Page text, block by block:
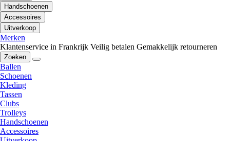
Handschoenen
Accessoires
Uitverkoop
Merken
Klantenservice in Frankrijk Veilig betalen Gemakkelijk retourneren
Zoeken
Ballen
Schoenen
Kleding
Tassen
Clubs
Trolleys
Handschoenen
Accessoires